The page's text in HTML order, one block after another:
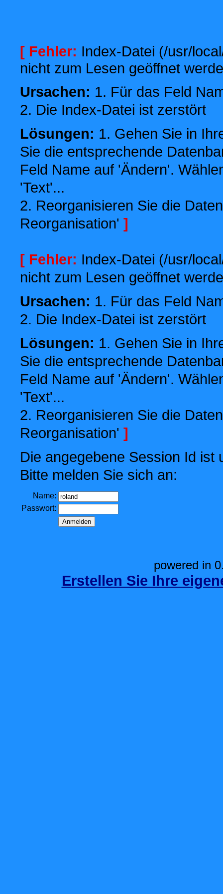
[ Fehler: Index-Datei (/usr/
nicht zum Lesen geöffnet
Ursachen: 1. Für das Feld
2. Die Index-Datei ist zerstört
Lösungen: 1. Gehen Sie in
Sie die entsprechende
Feld Name auf 'Ändern'.
'Text'...
2. Reorganisieren Sie die
Reorganisation' ]
[ Fehler: Index-Datei (/usr/
nicht zum Lesen geöffnet
Ursachen: 1. Für das Feld
2. Die Index-Datei ist zerstört
Lösungen: 1. Gehen Sie in
Sie die entsprechende
Feld Name auf 'Ändern'.
'Text'...
2. Reorganisieren Sie die
Reorganisation' ]
Die angegebene Session Id ist
Bitte melden Sie sich an:
Name:
Passwort:
powered in
Erstellen Sie Ihre